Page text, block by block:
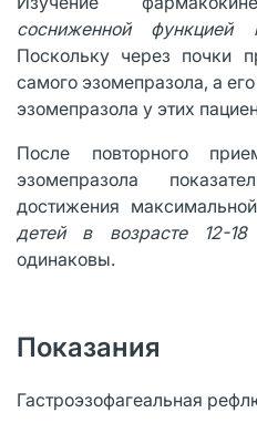
сосниженной функцией
Поскольку через почки
самого эзомепразола, а
эзомепразола у этих
После повторного
эзомепразола
достижения
детей в возрасте 12-18
одинаковы.
Показания
Гастроэзофагеальная